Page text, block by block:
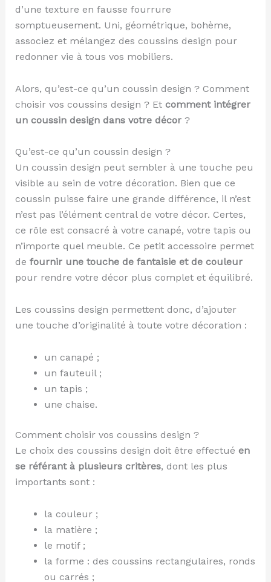
d’une texture en fausse fourrure
somptueusement. Uni, géométrique, bohème,
associez et mélangez des coussins design pour
redonner vie à tous vos mobiliers.
Alors, qu’est-ce qu’un coussin design ? Comment
choisir vos coussins design ? Et comment intégrer
un coussin design dans votre décor?
Qu’est-ce qu’un coussin design ?
Un coussin design peut sembler à une touche peu
visible au sein de votre décoration. Bien que ce
coussin puisse faire une grande différence, il n’est
n’est pas l’élément central de votre décor. Certes,
ce rôle est consacré à votre canapé, votre tapis ou
n’importe quel meuble. Ce petit accessoire permet
de fournir une touche de fantaisie et de couleur
pour rendre votre décor plus complet et équilibré.
Les coussins design permettent donc, d’ajouter
une touche d’originalité à toute votre décoration :
un canapé ;
un fauteuil ;
un tapis ;
une chaise.
Comment choisir vos coussins design ?
Le choix des coussins design doit être effectué en
se référant à plusieurs critères, dont les plus
importants sont :
la couleur ;
la matière ;
le motif ;
la forme : des coussins rectangulaires, ronds
ou carrés ;